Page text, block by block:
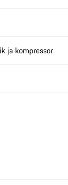
ja kompressor